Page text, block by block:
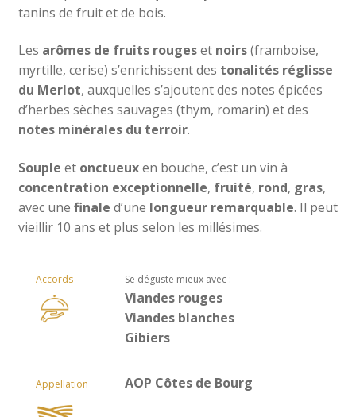
tanins de fruit et de bois.
Les arômes de fruits rougeset noirs(framboise,
myrtille, cerise) s’enrichissent des tonalités réglisse
du Merlot, auxquelles s’ajoutent des notes épicées
d’herbes sèches sauvages (thym, romarin) et des
notes minérales du terroir.
Souple et onctueuxen bouche, c’est un vin à
concentration exceptionnelle, fruité, rond, gras,
avec une finale d’une longueur remarquable. Il peut
vieillir 10 ans et plus selon les millésimes.
Accords Se déguste mieux avec :
Viandes rouges
Viandes blanches
Gibiers
Appellation AOP Côtes de Bourg